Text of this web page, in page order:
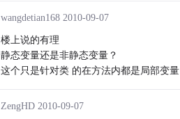
wangdetian168 2010-09-07
楼上说的有理
静态变量还是非静态变量？
这个只是针对类 的在方法内都是局部变量
ZengHD 2010-09-07